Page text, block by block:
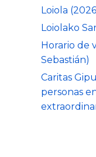
Loiola
Loiolako
Horario de
Sebastián)
Caritas
personas